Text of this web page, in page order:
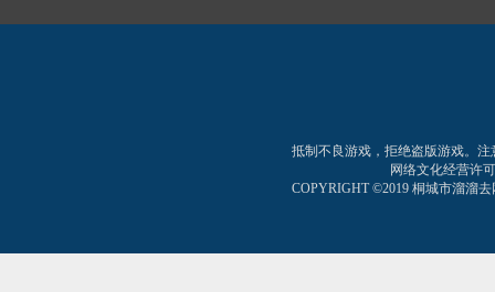
抵制不良游戏，拒绝盗版游戏。
网络文化经营许
COPYRIGHT ©2019 桐城市溜溜